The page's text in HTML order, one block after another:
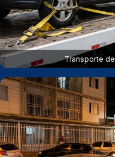
Transporte